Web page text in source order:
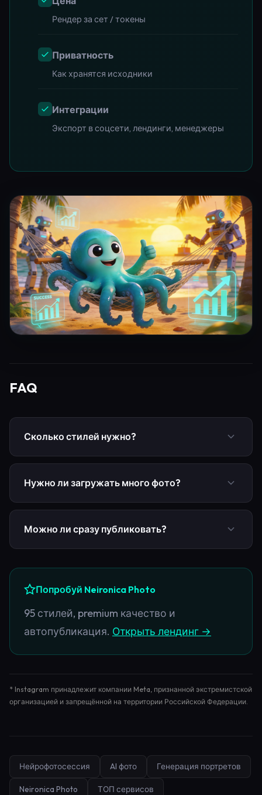
Рендер за сет / токены
Приватность
Как хранятся исходники
Интеграции
Экспорт в соцсети, лендинги, менеджеры
FAQ
Сколько стилей нужно?
20–30 стилей покрывают базовые задачи. У
Neironica — 95, включая бизнес и кино.
Нужно ли загружать много фото?
Обычно хватает 10–20 исходников. Главное —
разные ракурсы и мимика.
Можно ли сразу публиковать?
и др., плюс экспорт на лендинги.
Попробуй Neironica Photo
95 стилей, premium качество и
автопубликация. Открыть лендинг →
* Instagram принадлежит компании Meta, признанной экстремистской
организацией и запрещённой на территории Российской Федерации.
Нейрофотосессия AI фото Генерация портретов
Neironica Photo ТОП сервисов